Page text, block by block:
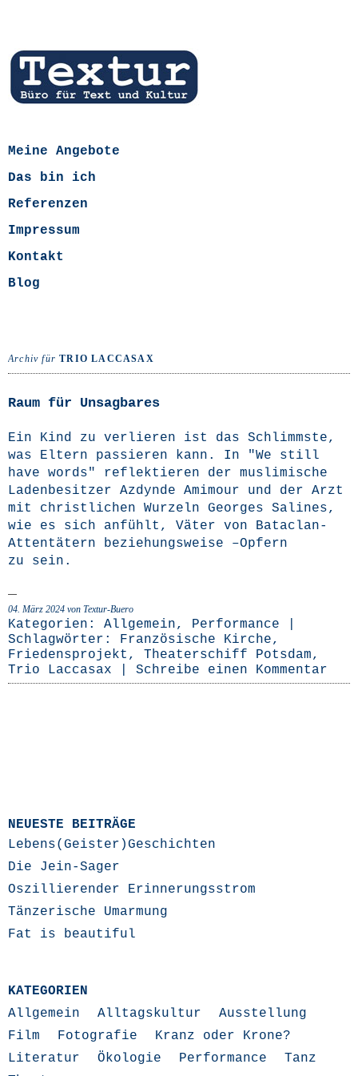
Meine Angebote
Das bin ich
Referenzen
Impressum
Kontakt
Blog
Archiv fürTRIO LACCASAX
Raum für Unsagbares
Ein Kind zu ver­lie­ren ist das Schlimms­te,
was Eltern pas­sie­ren kann. In "We still
have words" reflek­tie­ren der mus­li­mi­sche
Laden­be­sit­zer Azdyn­de Ami­mour und der Arzt
mit christ­li­chen Wur­zeln Geor­ges Sali­nes,
wie es sich anfühlt, Väter von Bata­clan-
Atten­­tä­­tern bezie­hungs­wei­se –Opfern
zu sein.
04. März 2024 von Textur-Buero
Kategorien: Allgemein, Performance
Schlagwörter: Französische Kirche,
Friedensprojekt , Theaterschiff Potsdam,
Trio Laccasax
Schreibe einen Kommentar
NEUESTE BEITRÄGE
Lebens(Geister)Geschichten
Die Jein-Sager
Oszillierender Erinnerungsstrom
Tänzerische Umarmung
Fat is beautiful
KATEGORIEN
Allgemein
Alltagskultur
Ausstellung
Film
Fotografie
Kranz oder Krone?
Literatur
Ökologie Performance
Tanz